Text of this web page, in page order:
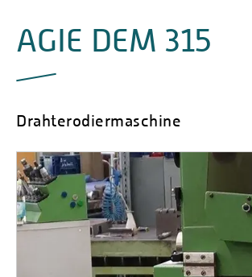
AGIE DEM 315
Drahterodiermaschine